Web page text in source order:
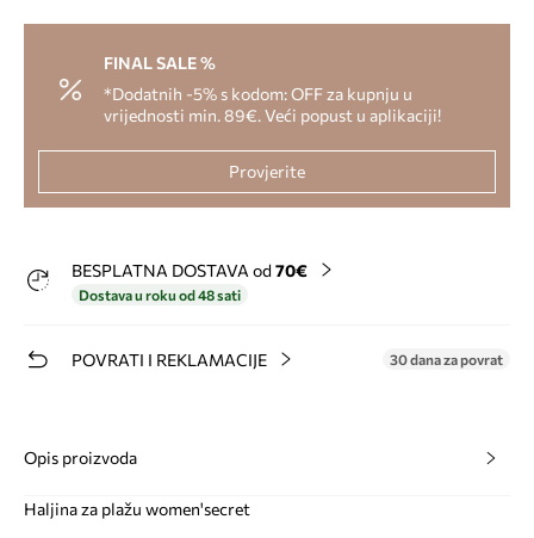
FINAL SALE %
*Dodatnih -5% s kodom: OFF za kupnju u
vrijednosti min. 89€. Veći popust u aplikaciji!
Provjerite
BESPLATNA DOSTAVA od 70€
Dostava u roku od 48 sati
POVRATI I REKLAMACIJE 30 dana za povrat
Opis proizvoda
Haljina za plažu women'secret